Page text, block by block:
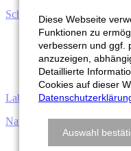
Schlüssel­anhänger
Labels
Navigation überspringen
Kontakt
Diese Webseite
Funktionen zu
verbessern und ggf.
anzuzeigen,
Detaillierte
Cookies auf dieser
Auswahl